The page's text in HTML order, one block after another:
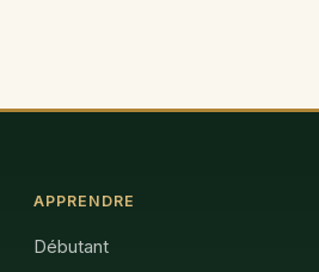
APPRENDRE
Débutant